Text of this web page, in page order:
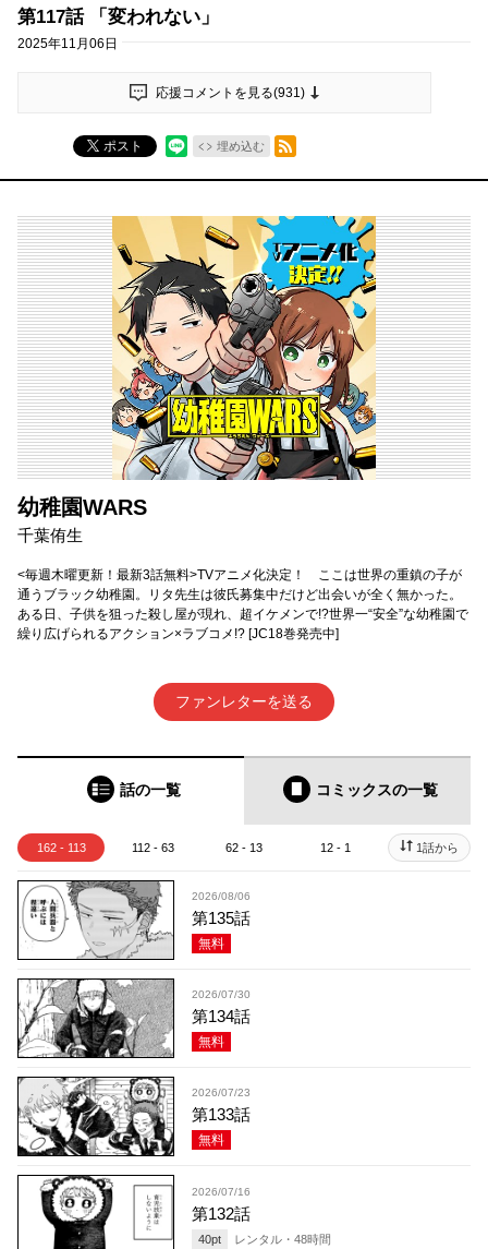
第117話 「変われない」
2025年11月06日
応援コメントを見る(931 )
ポスト 埋め込む
RSSフィード
幼稚園WARS
千葉侑生
<毎週木曜更新！最新3話無料>TVアニメ化決定！ ここは世界の重鎮の子が
通うブラック幼稚園。リタ先生は彼氏募集中だけど出会いが全く無かった。
ある日、子供を狙った殺し屋が現れ、超イケメンで!?世界一“安全”な幼稚園で
繰り広げられるアクション×ラブコメ!? [JC18巻発売中]
ファンレターを送る
話の一覧 コミックスの一覧
162 - 113 112 - 63 62 - 13 12 - 1 1話から
2026/08/06
第135話
無料
2026/07/30
第134話
無料
2026/07/23
第133話
無料
2026/07/16
第132話
40pt レンタル・ 48時間